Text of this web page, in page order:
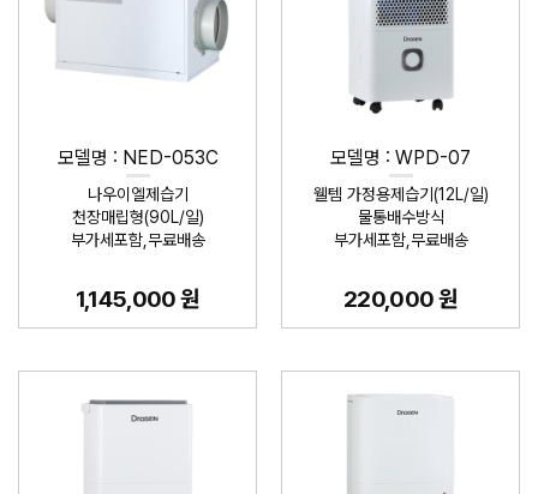
모델명 : NED-053C
나우이엘제습기
천장매립형(90L/일)
부가세포함,무료배송
1,145,000 원
모델명 : WPD-07
웰템 가정용제습기(12L/일)
물통배수방식
부가세포함,무료배송
220,000 원